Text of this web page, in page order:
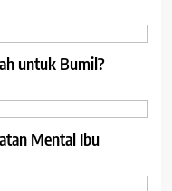
untuk Bumil?
Mental Ibu